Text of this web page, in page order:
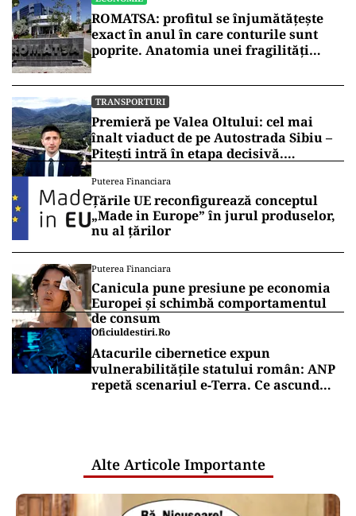
ROMATSA: profitul se înjumătățește
exact în anul în care conturile sunt
poprite. Anatomia unei fragilități
TRANSPORTURI
Premieră pe Valea Oltului: cel mai
înalt viaduct de pe Autostrada Sibiu –
Pitești intră în etapa decisivă.
anunță unde s-a ajuns cu lucrările
(VIDEO)
Puterea Financiara
Țările UE reconfigurează conceptul
„Made in Europe” în jurul produselor,
nu al țărilor
Puterea Financiara
Canicula pune presiune pe economia
Europei și schimbă comportamentul
de consum
Oficiuldestiri.ro
Atacurile cibernetice expun
vulnerabilitățile statului român: ANP
repetă scenariul e‑Terra. Ce ascund
Alte Articole Importante